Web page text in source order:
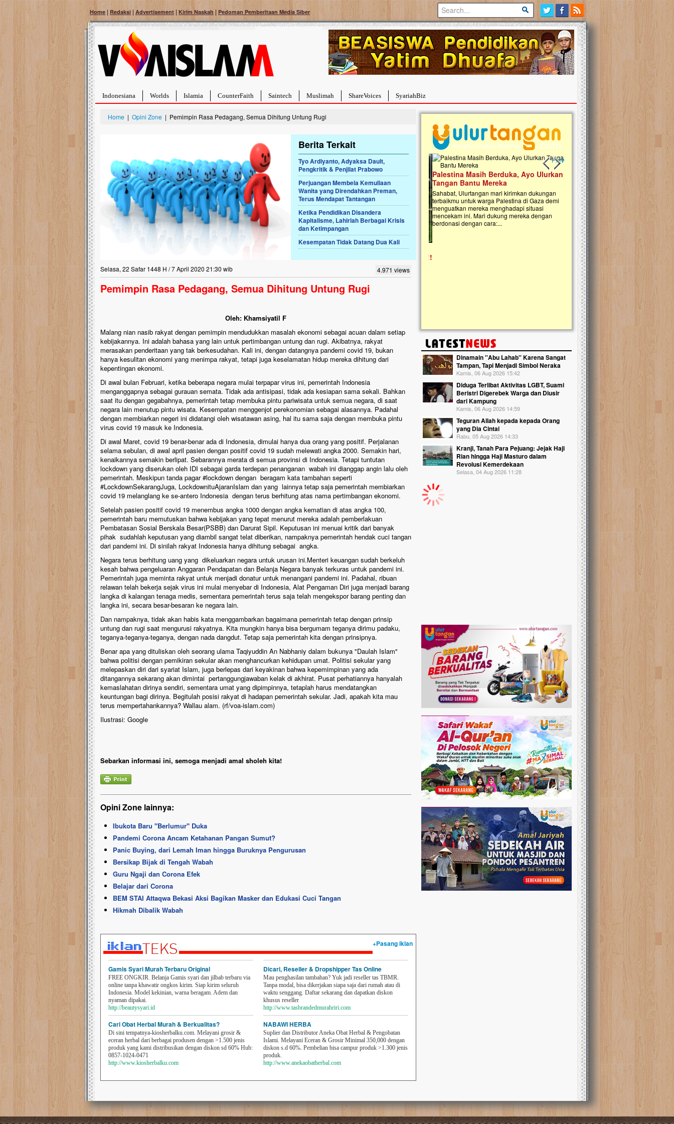
Home | Redaksi | Advertisement | Kirim Naskah | Pedoman Pemberitaan Media Siber
Indonesiana Worlds Islamia CounterFaith Saintech Muslimah ShareVoices SyariahBiz
Home | Opini Zone | Pemimpin Rasa Pedagang, Semua Dihitung Untung Rugi
Berita Terkait
Tyo Ardiyanto, Adyaksa Dault,
Pengkritik & Penjilat Prabowo
Perjuangan Membela Kemuliaan
Wanita yang Direndahkan Preman,
Terus Mendapat Tantangan
Ketika Pendidikan Disandera
Kapitalisme, Lahirlah Berbagai Krisis
dan Ketimpangan
Kesempatan Tidak Datang Dua Kali
Selasa, 22 Safar 1448 H / 7 April 2020 21:30 wib 4.971 views
Pemimpin Rasa Pedagang, Semua Dihitung Untung Rugi
Oleh: Khamsiyatil F
Malang nian nasib rakyat dengan pemimpin mendudukkan masalah ekonomi sebagai acuan dalam setiap
kebijakannya. Ini adalah bahasa yang lain untuk pertimbangan untung dan rugi. Akibatnya, rakyat
merasakan penderitaan yang tak berkesudahan. Kali ini, dengan datangnya pandemi covid 19, bukan
hanya kesulitan ekonomi yang menimpa rakyat, tetapi juga keselamatan hidup mereka dihitung dari
kepentingan ekonomi.
Di awal bulan Februari, ketika beberapa negara mulai terpapar virus ini, pemerintah Indonesia
menganggapnya sebagai gurauan semata. Tidak ada antisipasi, tidak ada kesiapan sama sekali. Bahkan
saat itu dengan gegabahnya, pemerintah tetap membuka pintu pariwisata untuk semua negara, di saat
negara lain menutup pintu wisata. Kesempatan menggenjot perekonomian sebagai alasannya. Padahal
dengan membiarkan negeri ini didatangi oleh wisatawan asing, hal itu sama saja dengan membuka pintu
virus covid 19 masuk ke Indonesia.
Di awal Maret, covid 19 benar-benar ada di Indonesia, dimulai hanya dua orang yang positif. Perjalanan
selama sebulan, di awal april pasien dengan positif covid 19 sudah melewati angka 2000. Semakin hari,
kenaikannya semakin berlipat. Sebarannya merata di semua provinsi di Indonesia. Tetapi tuntutan
lockdown yang diserukan oleh IDI sebagai garda terdepan penanganan wabah ini dianggap angin lalu oleh
pemerintah. Meskipun tanda pagar #lockdown dengan beragam kata tambahan seperti
#LockdownSekarangJuga, LockdownituAjaranIslam dan yang lainnya tetap saja pemerintah membiarkan
covid 19 melanglang ke se-antero Indonesia dengan terus berhitung atas nama pertimbangan ekonomi.
Setelah pasien positif covid 19 menembus angka 1000 dengan angka kematian di atas angka 100,
pemerintah baru memutuskan bahwa kebijakan yang tepat menurut mereka adalah pemberlakuan
Pembatasan Sosial Berskala Besar(PSBB) dan Darurat Sipil. Keputusan ini menuai kritik dari banyak
pihak sudahlah keputusan yang diambil sangat telat diberikan, nampaknya pemerintah hendak cuci tangan
dari pandemi ini. Di sinilah rakyat Indonesia hanya dihitung sebagai angka.
Negara terus berhitung uang yang dikeluarkan negara untuk urusan ini.Menteri keuangan sudah berkeluh
kesah bahwa pengeluaran Anggaran Pendapatan dan Belanja Negara banyak terkuras untuk pandemi ini.
Pemerintah juga meminta rakyat untuk menjadi donatur untuk menangani pandemi ini. Padahal, ribuan
relawan telah bekerja sejak virus ini mulai menyebar di Indonesia, Alat Pengaman Diri juga menjadi barang
langka di kalangan tenaga medis, sementara pemerintah terus saja telah mengekspor barang penting dan
langka ini, secara besar-besaran ke negara lain.
Dan nampaknya, tidak akan habis kata menggambarkan bagaimana pemerintah tetap dengan prinsip
untung dan rugi saat mengurusi rakyatnya. Kita mungkin hanya bisa bergumam teganya dirimu padaku,
teganya-teganya-teganya, dengan nada dangdut. Tetap saja pemerintah kita dengan prinsipnya.
Benar apa yang dituliskan oleh seorang ulama Taqiyuddin An Nabhaniy dalam bukunya "Daulah Islam"
bahwa politisi dengan pemikiran sekular akan menghancurkan kehidupan umat. Politisi sekular yang
melepaskan diri dari syariat Islam, juga berlepas dari keyakinan bahwa kepemimpinan yang ada
ditangannya sekarang akan dimintai pertanggungjawaban kelak di akhirat. Pusat perhatiannya hanyalah
kemaslahatan dirinya sendiri, sementara umat yang dipimpinnya, tetaplah harus mendatangkan
keuntungan bagi dirinya. Begitulah posisi rakyat di hadapan pemerintah sekular. Jadi, apakah kita mau
terus mempertahankannya? Wallau alam. (rf/voa-islam.com)
Ilustrasi: Google
Sebarkan informasi ini, semoga menjadi amal sholeh kita!
Opini Zone lainnya:
Ibukota Baru "Berlumur" Duka
Pandemi Corona Ancam Ketahanan Pangan Sumut?
Panic Buying, dari Lemah Iman hingga Buruknya Pengurusan
Bersikap Bijak di Tengah Wabah
Guru Ngaji dan Corona Efek
Belajar dari Corona
BEM STAI Attaqwa Bekasi Aksi Bagikan Masker dan Edukasi Cuci Tangan
Hikmah Dibalik Wabah
+Pasang iklan
Gamis Syari Murah Terbaru Original
FREE ONGKIR. Belanja Gamis syari dan jilbab terbaru via
online tanpa khawatir ongkos kirim. Siap kirim seluruh
Indonesia. Model kekinian, warna beragam. Adem dan
nyaman dipakai.
http://beautysyari.id
Cari Obat Herbal Murah & Berkualitas?
Di sini tempatnya-kiosherbalku.com. Melayani grosir &
eceran herbal dari berbagai produsen dengan >1.500 jenis
produk yang kami distribusikan dengan diskon sd 60% Hub:
0857-1024-0471
http://www.kiosherbalku.com
Dicari, Reseller & Dropshipper Tas Online
Mau penghasilan tambahan? Yuk jadi reseller tas TBMR.
Tanpa modal, bisa dikerjakan siapa saja dari rumah atau di
waktu senggang. Daftar sekarang dan dapatkan diskon
khusus reseller
http://www.tasbrandedmurahriri.com
NABAWI HERBA
Suplier dan Distributor Aneka Obat Herbal & Pengobatan
Islami. Melayani Eceran & Grosir Minimal 350,000 dengan
diskon s.d 60%. Pembelian bisa campur produk >1.300 jenis
produk.
http://www.anekaobatherbal.com
Previous slide
Next slide
Bantu Naura, Balita Hebat Sembuh Dari
Tumor Pembuluh Darah
Hidup Naura Salsabila dipenuhi dengan
rintangan yang sangat berat. Meskipun baru
berusia sepuluh bulan, bayi yang imut ini harus
menghadapi penyakit yang dahsyat, yaitu tumor
pembuluh darah berukuran...
Lima Tahun Mangkrak, Masjid di
Nasib masjid di Kampung Cilumbu ini sungguh
mengenaskan. Lima tahun mangkrak, kini nyaris
berlumut, dan menghitam terpapar panas dan
hujan....
Palestina Masih Berduka, Ayo Ulurkan
Tangan Bantu Mereka
Sahabat, Ulurtangan mari kirimkan dukungan
terbaikmu untuk warga Palestina di Gaza demi
menguatkan mereka menghadapi situasi
mencekam ini. Mari dukung mereka dengan
berdonasi dengan cara:...
Open Donasi Wakaf
Rumah Qur'an & TK Islam
Najjah di Jonggol
Saat ini, Ulurtangan bersama Yayasan
Najjahtul Islam Jonggol sedang merintis
pembangunan Rumah Qur’an dan
kanak Islam Terpadu (TKIT) An Najjah
Gedung Majelis Taklim di Jonggol,...
Dinamain ''Abu Lahab'' Karena Sangat
Tampan, Tapi Menjadi Simbol Neraka
Kamis, 06 Aug 2026 15:42
Diduga Terlibat Aktivitas LGBT, Suami
Beristri Digerebek Warga dan Diusir
dari Kampung
Kamis, 06 Aug 2026 14:59
Teguran Allah kepada kepada Orang
yang Dia Cintai
Rabu, 05 Aug 2026 14:33
Kranji, Tanah Para Pejuang: Jejak Haji
Rian hingga Haji Masturo dalam
Revolusi Kemerdekaan
Selasa, 04 Aug 2026 11:28